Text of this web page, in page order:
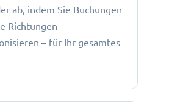
ab, indem Sie Buchungen
Richtungen
– für Ihr gesamtes